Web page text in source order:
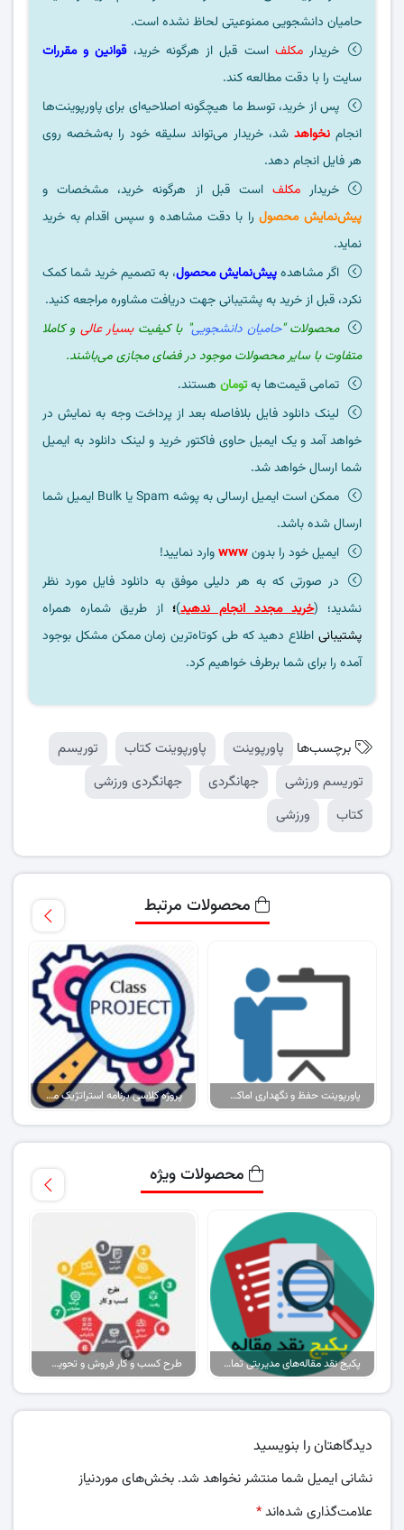
حامیان دانشجویی ممنوعیتی لحاظ نشده است.
خریدارمکلف است قبل از هرگونه خرید،قوانین و مقررات
سایت را با دقت مطالعه کند.
پس از خرید، توسط ما هیچگونه اصلاحیه‌ای برای پاورپوینت‌ها
انجام نخواهد شد، خریدار می‌تواند سلیقه خود را به‌شخصه روی
هر فایل انجام دهد.
خریدارمکلف است قبل از هرگونه خرید، مشخصات و
پیش‌نمایش محصولرا با دقت مشاهده و سپس اقدام به خرید
نماید.
اگر مشاهدهپیش‌نمایش محصول، به تصمیم خرید شما کمک
نکرد، قبل از خرید به پشتیبانی جهت دریافت مشاوره مراجعه کنید.
محصولات "حامیان دانشجویی" با کیفیت بسیار عالی و کاملا
متفاوت با سایر محصولات موجود در فضای مجازی می‌باشند.
تمامی قیمت‌ها بهتومان هستند.
لینک دانلود فایل بلافاصله بعد از پرداخت وجه به نمایش در
خواهد آمد و یک ایمیل حاوی فاکتور خرید و لینک دانلود به ایمیل
شما ارسال خواهد شد.
ممکن است ایمیل ارسالی به پوشه Spam یا Bulk ایمیل شما
ارسال شده باشد.
ایمیل خود را بدونwwwوارد نمایید!
در صورتی که به هر دلیلی موفق به دانلود فایل مورد نظر
نشدید؛ (خرید مجدد انجام ندهید)؛ از طریق شماره همراه
پشتیبانی اطلاع دهید که طی کوتاه‌ترین زمان ممکن مشکل بوجود
آمده را برای شما برطرف خواهیم کرد.
برچسب‌ها پاورپوینت پاورپوینت کتاب
توریسم
توریسم ورزشی
جهانگردی
جهانگردی ورزشی
کتاب
ورزشی
محصولات مرتبط
پاورپوینت حفظ و نگهداری اماکن ورزشی پروژه کلاسی برنامه استراتژیک مشارکت تیم المپیک استرالیا در سال ۲۰۱۶
محصولات ویژه
پکیج نقد مقاله‌های مدیریتی تمام گرایش‌ها طرح کسب و کار فروش و تحویل پیتزا در ایران
دیدگاهتان را بنویسید
نشانی ایمیل شما منتشر نخواهد شد. بخش‌های موردنیاز
علامت‌گذاری شده‌اند*